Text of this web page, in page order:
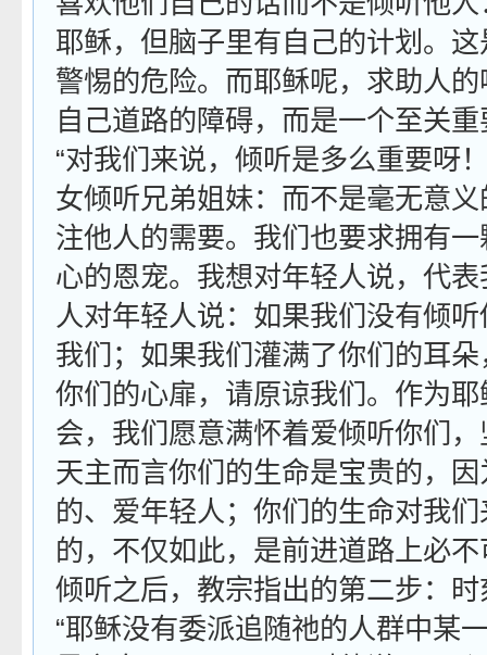
耶稣，但脑子里有自己的计划。
警惕的危险。而耶稣呢，求助人
自己道路的障碍，而是一个至关重
“对我们来说，倾听是多么重要呀
女倾听兄弟姐妹：而不是毫无意
注他人的需要。我们也要求拥有
心的恩宠。我想对年轻人说，代
人对年轻人说： 如果我们没有倾
我们；如果我们灌满了你们的耳
你们的心扉，请原谅我们。作为
会，我们愿意满怀着爱倾听你们
天主而言你们的生命是宝贵的，
的、爱年轻人；你们的生命对我
的，不仅如此，是前进道路上必
倾听之后，教宗指出的第二步：
“耶稣没有委派追随祂的人群中某